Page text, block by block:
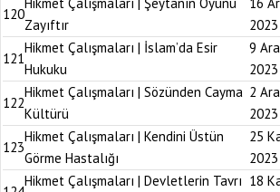
120
Zayıftır
2023
121
Hikmet Çalışmaları | İslam’da Esir
Hukuku
9
2023
122
Hikmet Çalışmaları | Sözünden Cayma
Kültürü
2
2023
123
Hikmet Çalışmaları | Kendini Üstün
Görme Hastalığı
25
2023
Hikmet Çalışmaları | Devletlerin Tavrı 18